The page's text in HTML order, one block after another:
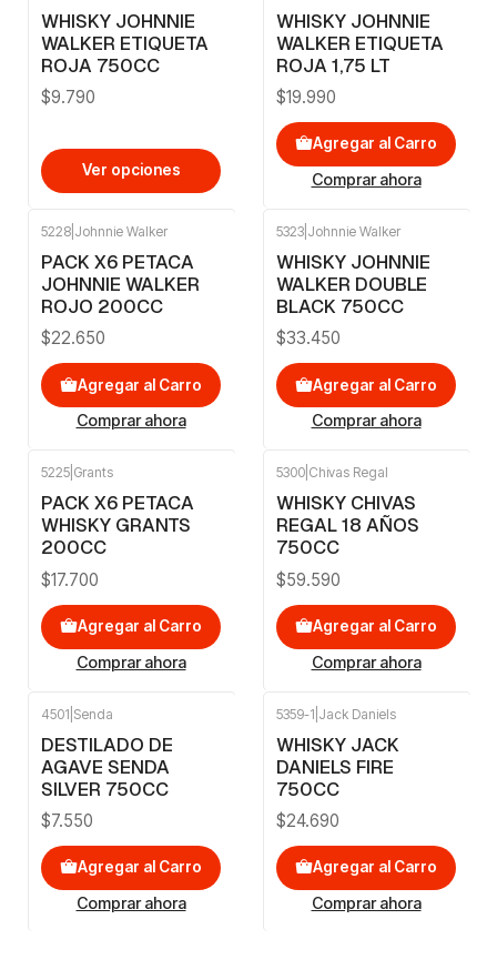
WHISKY JOHNNIE
WALKER ETIQUETA
ROJA 750CC
$9.790
Ver opciones
WHISKY JOHNNIE
WALKER ETIQUETA
ROJA 1,75 LT
$19.990
Agregar al Carro
Comprar ahora
5228 Johnnie Walker
PACK X6 PETACA
JOHNNIE WALKER
ROJO 200CC
$22.650
Agregar al Carro
Comprar ahora
5323 Johnnie Walker
WHISKY JOHNNIE
WALKER DOUBLE
BLACK 750CC
$33.450
Agregar al Carro
Comprar ahora
5225 Grants
PACK X6 PETACA
WHISKY GRANTS
200CC
$17.700
Agregar al Carro
Comprar ahora
5300 Chivas Regal
WHISKY CHIVAS
REGAL 18 AÑOS
750CC
$59.590
Agregar al Carro
Comprar ahora
4501 Senda
DESTILADO DE
AGAVE SENDA
SILVER 750CC
$7.550
Agregar al Carro
Comprar ahora
5359-1 Jack Daniels
WHISKY JACK
DANIELS FIRE
750CC
$24.690
Agregar al Carro
Comprar ahora